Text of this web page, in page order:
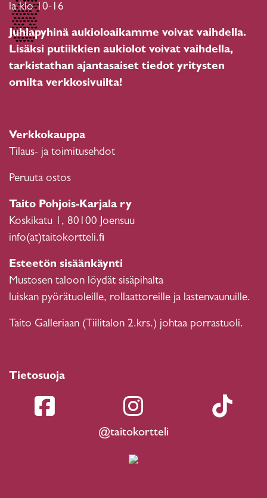
la klo 10-16
Juhlapyhinä aukioloaikamme voivat vaihdella.
Lisäksi putiikkien aukiolot voivat vaihdella,
tarkistathan ajantasaiset tiedot yritysten
omilta verkkosivuilta!
Verkkokauppa
Tilaus- ja toimitusehdot
Peruuta ostos
Taito Pohjois-Karjala ry
Koskikatu 1, 80100 Joensuu
info(at)taitokortteli.fi
Esteetön sisäänkäynti
Mustosen taloon löydät sisäpihalta
luiskan pyörätuoleille, rollaattoreille ja lastenvaunuille.
Taito Galleriaan (Tiilitalon 2.krs.) johtaa porrastuoli.
Tietosuoja
@taitokortteli